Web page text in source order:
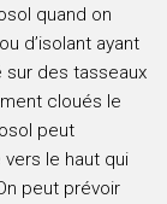
quand on
d’isolant ayant
des tasseaux
cloués le
peut
le haut qui
peut prévoir